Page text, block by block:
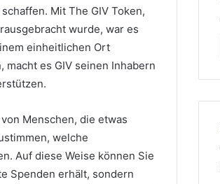
Mit The GIV Token,
wurde, war es
einheitlichen Ort
es GIV seinen Inhabern
Menschen, die etwas
welche
Auf diese Weise können Sie
Spenden erhält, sondern